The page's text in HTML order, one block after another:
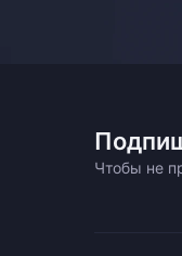
Чтобы не